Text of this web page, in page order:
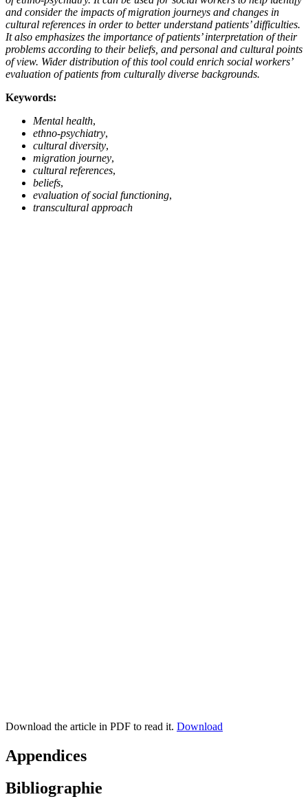
and consider the impacts of migration journeys and changes in
cultural references in order to better understand patients’ difficulties.
It also emphasizes the importance of patients’ interpretation of their
problems according to their beliefs, and personal and cultural points
of view. Wider distribution of this tool could enrich social workers’
evaluation of patients from culturally diverse backgrounds.
Keywords:
Mental health,
ethno-psychiatry,
cultural diversity,
migration journey,
cultural references,
beliefs,
evaluation of social functioning,
transcultural approach
Download the article in PDF to read it. Download
Appendices
Bibliographie